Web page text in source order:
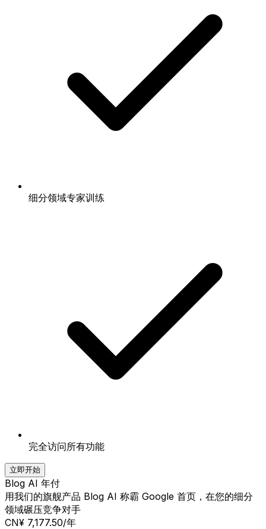
细分领域专家训练
完全访问所有功能
立即开始
Blog AI 年付
用我们的旗舰产品 Blog AI 称霸 Google 首页，在您的细分
领域碾压竞争对手
CN¥ 7,177.50/年